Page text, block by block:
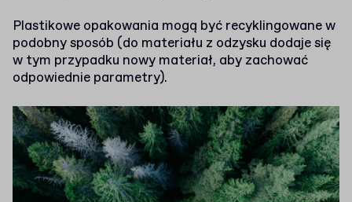
Plastikowe opakowania mogą być recyklingowane w
podobny sposób (do materiału z odzysku dodaje się
w tym przypadku nowy materiał, aby zachować
odpowiednie parametry).